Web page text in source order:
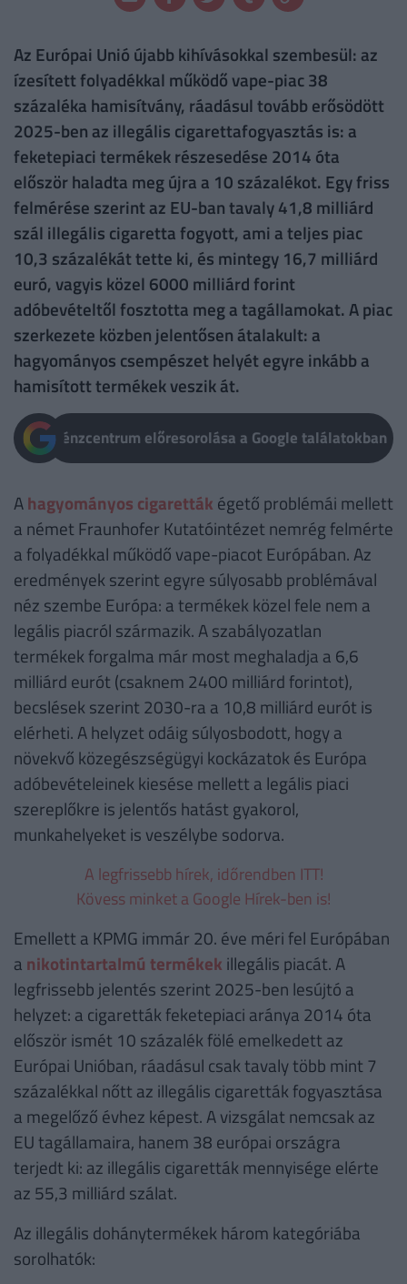
Az Európai Unió újabb kihívásokkal szembesül: az
ízesített folyadékkal működő vape-piac 38
százaléka hamisítvány, ráadásul tovább erősödött
2025-ben az illegális cigarettafogyasztás is: a
feketepiaci termékek részesedése 2014 óta
először haladta meg újra a 10 százalékot. Egy friss
felmérése szerint az EU-ban tavaly 41,8 milliárd
szál illegális cigaretta fogyott, ami a teljes piac
10,3 százalékát tette ki, és mintegy 16,7 milliárd
euró, vagyis közel 6000 milliárd forint
adóbevételtől fosztotta meg a tagállamokat. A piac
szerkezete közben jelentősen átalakult: a
hagyományos csempészet helyét egyre inkább a
hamisított termékek veszik át.
Pénzcentrum előresorolása a Google találatokban
Ahagyományos cigaretták égető problémái mellett
a német Fraunhofer Kutatóintézet nemrég felmérte
a folyadékkal működő vape-piacot Európában. Az
eredmények szerint egyre súlyosabb problémával
néz szembe Európa: a termékek közel fele nem a
legális piacról származik. A szabályozatlan
termékek forgalma már most meghaladja a 6,6
milliárd eurót (csaknem 2400 milliárd forintot),
becslések szerint 2030-ra a 10,8 milliárd eurót is
elérheti. A helyzet odáig súlyosbodott, hogy a
növekvő közegészségügyi kockázatok és Európa
adóbevételeinek kiesése mellett a legális piaci
szereplőkre is jelentős hatást gyakorol,
munkahelyeket is veszélybe sodorva.
A legfrissebb hírek, időrendben ITT!
Kövess minket a Google Hírek-ben is!
Emellett a KPMG immár 20. éve méri fel Európában
a nikotintartalmú termékek illegális piacát. A
legfrissebb jelentés szerint 2025-ben lesújtó a
helyzet: a cigaretták feketepiaci aránya 2014 óta
először ismét 10 százalék fölé emelkedett az
Európai Unióban, ráadásul csak tavaly több mint 7
százalékkal nőtt az illegális cigaretták fogyasztása
a megelőző évhez képest. A vizsgálat nemcsak az
EU tagállamaira, hanem 38 európai országra
terjedt ki: az illegális cigaretták mennyisége elérte
az 55,3 milliárd szálat.
Az illegális dohánytermékek három kategóriába
sorolhatók: